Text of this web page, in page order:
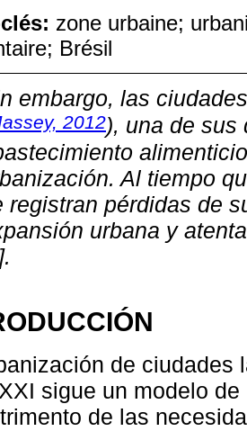
zone urbaine;
Brésil
embargo, las
2012), una de sus
Al tiempo
registran pérdidas de
urbana y
de ciudades
sigue un modelo
de las